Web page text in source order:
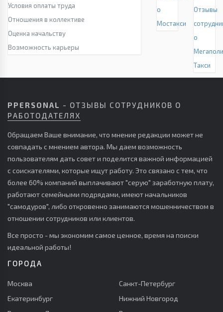
Условия оплаты труда
Отношения в коллективе
Оценка начальству
Возможность карьеры
о
Мостакси
Отзывы
о
Такси
PPERSONAL - ОТЗЫВЫ СОТРУДНИКОВ О
РАБОТОДАТЕЛЯХ
Обращаем Ваше внимание, что мнение редакции может не
совпадать с мнением автора. Мы даем возможность
пользователям дать совет и поделится важной информацией
с соискателями, которые ищут работу. Это связано с тем, что
более 60% компаний выплачивают "серую" заработную плату,
работают семейными подрядами, имеют начальников
"самодуров", либо откровенно занимаются мошенничеством в
отношении сотрудников или клиентов.
Все просто - мы экономим самое ценное, время на поиски
идеальной работы!
ГОРОДА
Москва
Санкт-Петербург
Екатеринбург
Нижний Новгород